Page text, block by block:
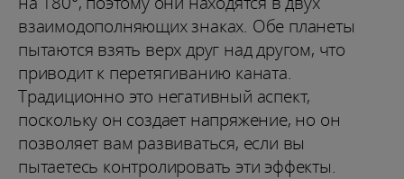
взаимодополняющих знаках. Обе планеты
пытаются взять верх друг над другом, что
приводит к перетягиванию каната.
Традиционно это негативный аспект,
поскольку он создает напряжение, но он
позволяет вам развиваться, если вы
пытаетесь контролировать эти эффекты.